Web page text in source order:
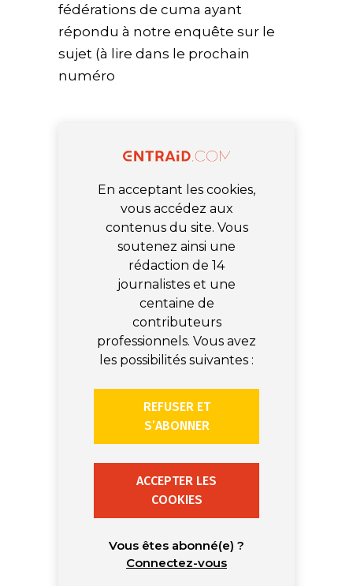
fédérations de cuma ayant
répondu à notre enquête sur le
sujet (à lire dans le prochain
numéro
En acceptant les cookies,
vous accédez aux
contenus du site. Vous
soutenez ainsi une
rédaction de 14
journalistes et une
centaine de
contributeurs
professionnels. Vous avez
les possibilités suivantes :
REFUSER ET
S’ABONNER
ACCEPTER LES
COOKIES
Vous êtes abonné(e) ?
Connectez-vous